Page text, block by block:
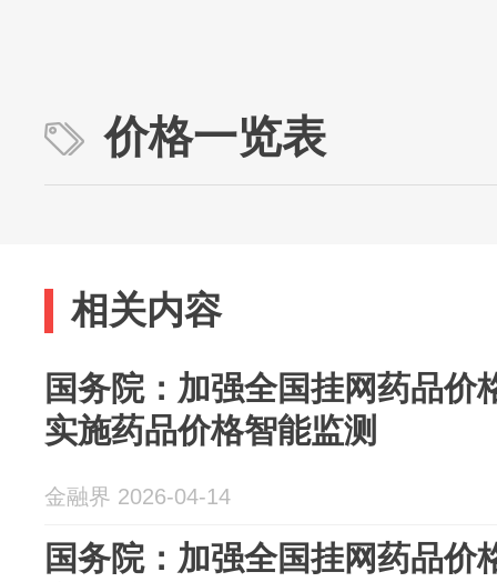
价格一览表
相关内容
国务院：加强全国挂网药品价
实施药品价格智能监测
金融界 2026-04-14
国务院：加强全国挂网药品价